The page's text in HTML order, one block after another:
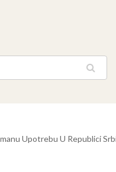
Upotrebu U Republici